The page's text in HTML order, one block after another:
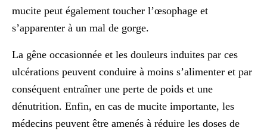
mucite peut également toucher l’œsophage et
s’apparenter à un mal de gorge.
La gêne occasionnée et les douleurs induites par ces
ulcérations peuvent conduire à moins s’alimenter et par
conséquent entraîner une perte de poids et une
dénutrition. Enfin, en cas de mucite importante, les
médecins peuvent être amenés à réduire les doses de